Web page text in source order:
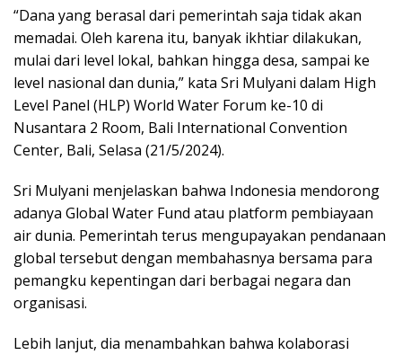
“Dana yang berasal dari pemerintah saja tidak akan
memadai. Oleh karena itu, banyak ikhtiar dilakukan,
mulai dari level lokal, bahkan hingga desa, sampai ke
level nasional dan dunia,” kata Sri Mulyani dalam High
Level Panel (HLP) World Water Forum ke-10 di
Nusantara 2 Room, Bali International Convention
Center, Bali, Selasa (21/5/2024).
Sri Mulyani menjelaskan bahwa Indonesia mendorong
adanya Global Water Fund atau platform pembiayaan
air dunia. Pemerintah terus mengupayakan pendanaan
global tersebut dengan membahasnya bersama para
pemangku kepentingan dari berbagai negara dan
organisasi.
Lebih lanjut, dia menambahkan bahwa kolaborasi